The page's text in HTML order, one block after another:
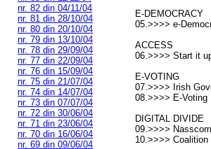
nr. 82 din 04/11/04
nr. 81 din 28/10/04
nr. 80 din 20/10/04
nr. 79 din 13/10/04
nr. 78 din 29/09/04
nr. 77 din 22/09/04
nr. 76 din 15/09/04
nr. 75 din 21/07/04
nr. 74 din 14/07/04
nr. 73 din 07/07/04
nr. 72 din 30/06/04
nr. 71 din 23/06/04
nr. 70 din 16/06/04
nr. 69 din 09/06/04
E-DEMOCRACY
05.>>>> e-
ACCESS
06.>>>> Start it
E-VOTING
07.>>>> Irish
08.>>>> E-Voting
DIGITAL DIVIDE
09.>>>>
10.>>>>